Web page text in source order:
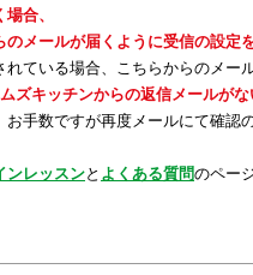
合、
メールが届くように受信の設定
ている場合、こちらからのメー
ズキッチンからの返信メールが
手数ですが再度メールにて確認
ンレッスンと よくある質問のペー